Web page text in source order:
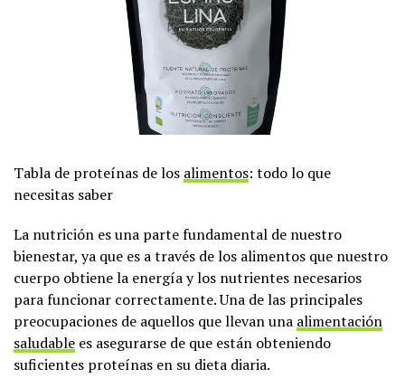
Tabla de proteínas de los alimentos: todo lo que
necesitas saber
La nutrición es una parte fundamental de nuestro
bienestar, ya que es a través de los alimentos que nuestro
cuerpo obtiene la energía y los nutrientes necesarios
para funcionar correctamente. Una de las principales
preocupaciones de aquellos que llevan una alimentación
saludable es asegurarse de que están obteniendo
suficientes proteínas en su dieta diaria.